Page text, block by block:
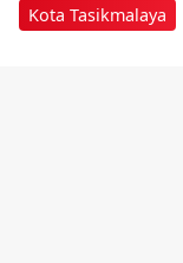
Kota Tasikmalaya